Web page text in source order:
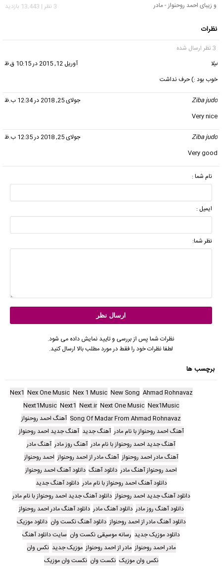
و زیبای احمد روحنواز - مادر 3 نظر | 13,443 بازدید
نظرات
3 نظر ارسال شده
لیلا
آوریل 12, 2015 در 10:15 ق.ظ
خوب بود :) حرف نداشت
Ziba judo
جولای 25, 2018 در 12:34 ب.ظ
Very nice
Ziba judo
جولای 25, 2018 در 12:35 ب.ظ
Very good
نام شما :
ایمیل :
نظر شما:
نظرات شما پس از بررسی و تایید نمایش داده می شود.
لطفا نظرات خود را فقط در مورد مطلب بالا ارسال کنید.
برچسب ها
Ahmad Rohnavaz
New Song
Nex 1 Music
Nex One Music
Nex1
Nex1Music
Next One Music
Next.ir
Next1
Next1Music
Song Of Madar From Ahmad Rohnavaz آهنگ احمد روحنواز
آهنگ احمد روحنواز با نام مادر آهنگ جدید آهنگ جدید احمد روحنواز
آهنگ جدید احمد روحنواز با نام مادر آهنگ روز مادر آهنگ مادر
آهنگ مادر احمد روحنواز آهنگ مادر از احمد روحنواز احمد روحنواز
احمد روحنواز آهنگ مادر دانلود آهنگ دانلود آهنگ احمد روحنواز
دانلود آهنگ احمد روحنواز با نام مادر دانلود آهنگ جدید
دانلود آهنگ جدید احمد روحنواز دانلود آهنگ جدید احمد روحنواز با نام مادر
دانلود آهنگ روز مادر دانلود آهنگ مادر دانلود آهنگ مادر احمد روحنواز
دانلود آهنگ مادر از احمد روحنواز دانلود آهنگ نکست وان دانلود موزیک
دانلود موزیک جدید رسانه موسیقی نکست وان سایت دانلود آهنگ
مادر احمد روحنواز مادر از احمد روحنواز موزیک جدید نکس وان
نکس وان موزیک نکست وان نکست وان موزیک